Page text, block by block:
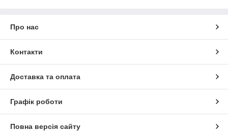
Про нас
Контакти
Доставка та оплата
Графік роботи
Повна версія сайту